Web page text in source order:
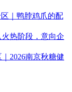
｜鸭脖鸡爪的配
热阶段，意向企
2026南京秋糖健